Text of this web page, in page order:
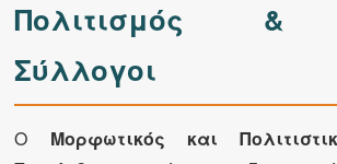
Πολιτισμός &
Σύλλογοι
Ο Μορφωτικός και